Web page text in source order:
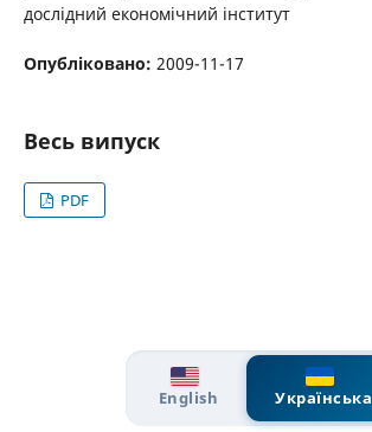
дослідний економічний інститут
Опубліковано: 2009-11-17
Весь випуск
PDF
English Українська